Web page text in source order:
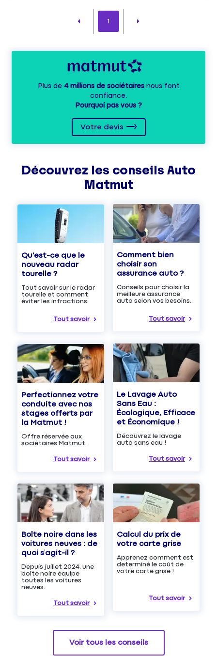
1
Plus de 4 millions de sociétairesnous font
confiance.
Pourquoi pas vous ?
Votre devis
Découvrez les conseils Auto
Matmut
Qu'est-ce que le
nouveau radar
tourelle ?
Tout savoir sur le radar
tourelle et comment
éviter les infractions.
Tout savoir
Comment bien
choisir son
assurance auto ?
Conseils pour choisir la
meilleure assurance
auto selon vos besoins.
Tout savoir
Perfectionnez votre
conduite avec nos
stages offerts par
la Matmut !
Offre réservée aux
sociétaires Matmut.
Tout savoir
Le Lavage Auto
Sans Eau :
Écologique, Efficace
et Économique !
Découvrez le lavage
auto sans eau !
Tout savoir
Boîte noire dans les
voitures neuves : de
quoi s’agit-il ?
Depuis juillet 2024, une
boîte noire équipe
toutes les voitures
neuves.
Tout savoir
Calcul du prix de
votre carte grise
Apprenez comment est
determiné le coût de
votre carte grise !
Tout savoir
Voir tous les conseils